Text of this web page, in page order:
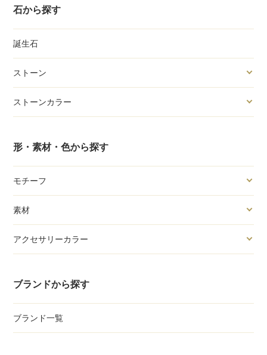
石から探す
誕生石
ストーン
ストーンカラー
形・素材・色から探す
モチーフ
素材
アクセサリーカラー
ブランドから探す
ブランド一覧